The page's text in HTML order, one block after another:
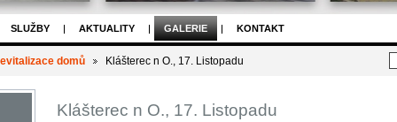
SLUŽBY AKTUALITY GALERIE KONTAKT
domů Klášterec n O., 17. Listopadu
Klášterec n O., 17. Listopadu